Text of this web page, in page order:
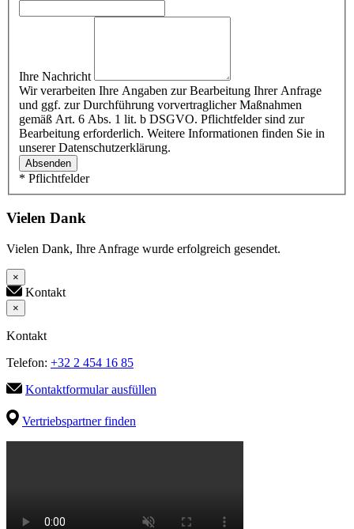
Ihre Nachricht
Wir verarbeiten Ihre Angaben zur Bearbeitung Ihrer Anfrage
und ggf. zur Durchführung vorvertraglicher Maßnahmen
gemäß Art. 6 Abs. 1 lit. b DSGVO. Pflichtfelder sind zur
Bearbeitung erforderlich. Weitere Informationen finden Sie in
unserer Datenschutzerklärung.
Absenden
* Pflichtfelder
Vielen Dank
Vielen Dank, Ihre Anfrage wurde erfolgreich gesendet.
×
Kontakt
×
Kontakt
Telefon: +32 2 454 16 85
Kontaktformular ausfüllen
Vertriebspartner finden